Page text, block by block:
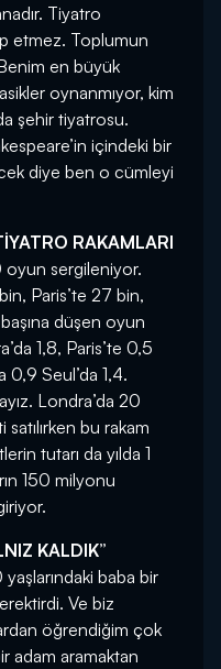
Tiyatro
etmez. Toplumun
en büyük
oynanmıyor, kim
şehir tiyatrosu.
içindeki bir
diye ben o cümleyi
RAKAMLARI
oyun sergileniyor.
Paris’te 27 bin,
düşen oyun
1,8, Paris’te 0,5
0,9 Seul’da 1,4.
Londra’da 20
bu rakam
tutarı da yılda 1
150 milyonu
KALDIK”
baba bir
Ve biz
öğrendiğim çok
adam aramaktan